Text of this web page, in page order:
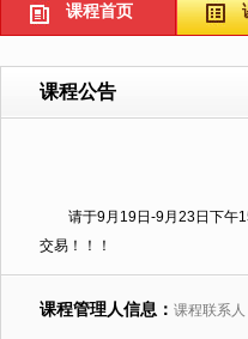
课程首页
课程公告
请于9月19日-9月23日下午
交易！！！
课程管理人信息： 课程联系